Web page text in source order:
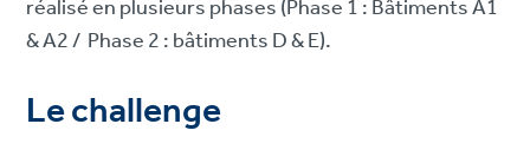
& A2 / Phase 2 : bâtiments D & E).
Le challenge